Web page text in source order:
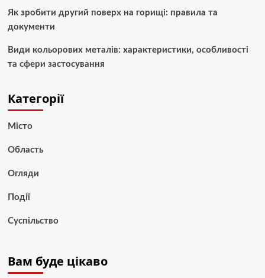
Як зробити другий поверх на горищі: правила та
документи
Види кольорових металів: характеристики, особливості
та сфери застосування
Категорії
Місто
Область
Огляди
Події
Суспільство
Вам буде цікаво